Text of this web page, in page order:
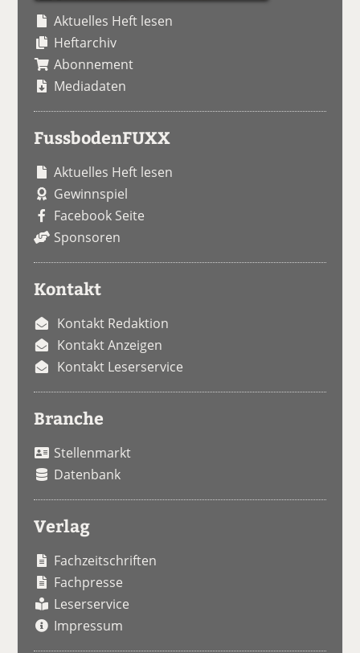
Aktuelles Heft lesen
Heftarchiv
Abonnement
Mediadaten
FussbodenFUXX
Aktuelles Heft lesen
Gewinnspiel
Facebook Seite
Sponsoren
Kontakt
Kontakt Redaktion
Kontakt Anzeigen
Kontakt Leserservice
Branche
Stellenmarkt
Datenbank
Verlag
Fachzeitschriften
Fachpresse
Leserservice
Impressum